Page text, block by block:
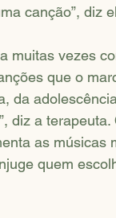
canção”, diz
muitas vezes
que o
da
diz a
as músicas
quem